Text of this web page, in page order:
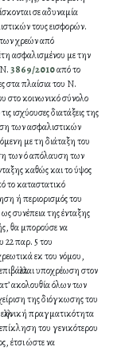
σε αδυναμία
τους εισφορών.
χρεών από
ασφαλισμένου με την
3869/2010από το
στα πλαίσια του Ν.
στο κοινωνικό σύνολο
ισχύουσες διατάξεις της
των ασφαλιστικών
με τη διάταξη του
των ό απόλαυση των
καθώς και το ύψος
το καταστατικό
ή περιορισμός του
συνέπεια της ένταξης
θα μπορούσε να
22 παρ. 5 του
εκ του νόμου,
υποχρέωση στον
ακολουθία όλων των
της διόγκωσης του
πραγματικότητα
του γενικότερου
έτσι ώστε να